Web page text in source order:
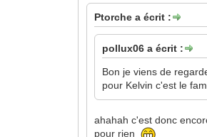
Ptorche a écrit :
pollux06 a écrit :
Bon je viens de
pour Kelvin c'est le
ahahah c'est donc
pour rien